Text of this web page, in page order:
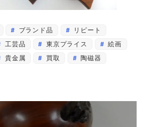
ブランド品
リピート
工芸品 東京プライス
絵画
貴金属 買取
陶磁器